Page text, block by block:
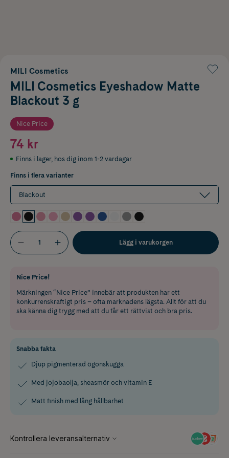
MILI Cosmetics
MILI Cosmetics Eyeshadow Matte
Blackout 3 g
Nice Price
74 kr
Finns i lager, hos dig inom 1-2 vardagar
Finns i flera varianter
Blackout
Lägg i varukorgen
Nice Price!
Märkningen “Nice Price” innebär att produkten har ett
konkurrenskraftigt pris – ofta marknadens lägsta. Allt för att du
ska känna dig trygg med att du får ett rättvist och bra pris.
Snabba fakta
Djup pigmenterad ögonskugga
Med jojobaolja, sheasmör och vitamin E
Matt finish med lång hållbarhet